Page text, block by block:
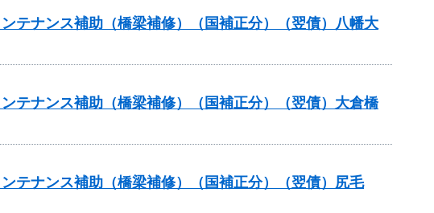
テナンス補助（橋梁補修）（国補正分）（翌債）八幡大
テナンス補助（橋梁補修）（国補正分）（翌債）大倉橋
テナンス補助（橋梁補修）（国補正分）（翌債）尻毛